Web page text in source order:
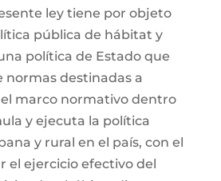
ley tiene por objeto
pública de hábitat y
política de Estado que
normas destinadas a
marco normativo dentro
y ejecuta la política
y rural en el país, con el
el ejercicio efectivo del